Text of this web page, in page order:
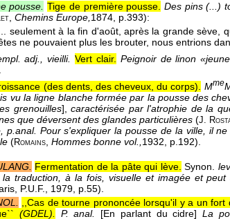
pousse. Tige de première pousse. Des pins (...)
, Chemins Europe,1874, p.393):
seulement à la fin d'août, après la grande sève,
ne pouvaient plus les brouter, nous entrions
adj., vieilli. Vert clair. Peignoir de linon
(des dents, des cheveux, du corps). Mme
vu la ligne blanche formée par la pousse des
grenouilles],caractérisée par l'atrophie de la
que déversent des glandes particulières (J.
p.anal. Pour s'expliquer la pousse de la ville, il
(Romains Hommes bonne vol., 1932 , p.192).
Fermentation de la pâte qui lève. Synon.
traduction, à la fois, visuelle et imagée et
P.U.F. , 1979 , p.55).
,,Cas de tourne prononcée lorsqu'il y a un
(GDEL ). P. anal. [En parlant du cidre] La